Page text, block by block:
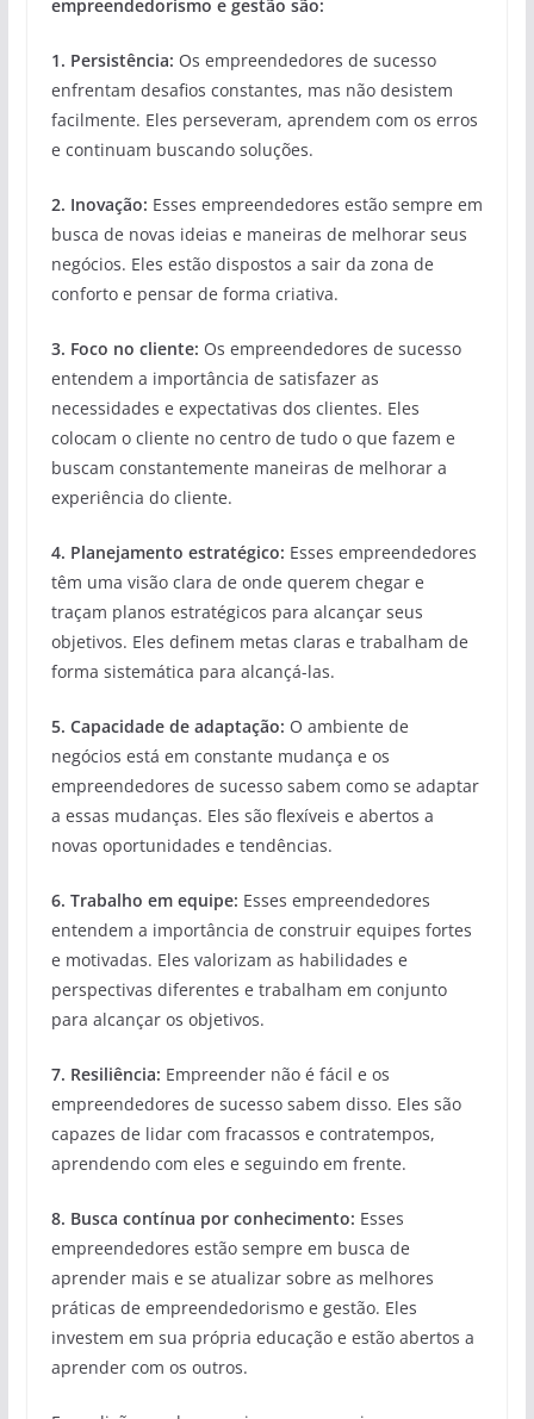
empreendedorismo e gestão são:
1. Persistência: Os empreendedores de sucesso
enfrentam desafios constantes, mas não desistem
facilmente. Eles perseveram, aprendem com os erros
e continuam buscando soluções.
2. Inovação: Esses empreendedores estão sempre em
busca de novas ideias e maneiras de melhorar seus
negócios. Eles estão dispostos a sair da zona de
conforto e pensar de forma criativa.
3. Foco no cliente: Os empreendedores de sucesso
entendem a importância de satisfazer as
necessidades e expectativas dos clientes. Eles
colocam o cliente no centro de tudo o que fazem e
buscam constantemente maneiras de melhorar a
experiência do cliente.
4. Planejamento estratégico: Esses empreendedores
têm uma visão clara de onde querem chegar e
traçam planos estratégicos para alcançar seus
objetivos. Eles definem metas claras e trabalham de
forma sistemática para alcançá-las.
5. Capacidade de adaptação: O ambiente de
negócios está em constante mudança e os
empreendedores de sucesso sabem como se adaptar
a essas mudanças. Eles são flexíveis e abertos a
novas oportunidades e tendências.
6. Trabalho em equipe: Esses empreendedores
entendem a importância de construir equipes fortes
e motivadas. Eles valorizam as habilidades e
perspectivas diferentes e trabalham em conjunto
para alcançar os objetivos.
7. Resiliência: Empreender não é fácil e os
empreendedores de sucesso sabem disso. Eles são
capazes de lidar com fracassos e contratempos,
aprendendo com eles e seguindo em frente.
8. Busca contínua por conhecimento: Esses
empreendedores estão sempre em busca de
aprender mais e se atualizar sobre as melhores
práticas de empreendedorismo e gestão. Eles
investem em sua própria educação e estão abertos a
aprender com os outros.